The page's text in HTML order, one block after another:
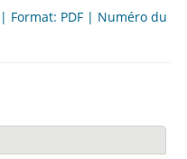
Format: PDF | Numéro du